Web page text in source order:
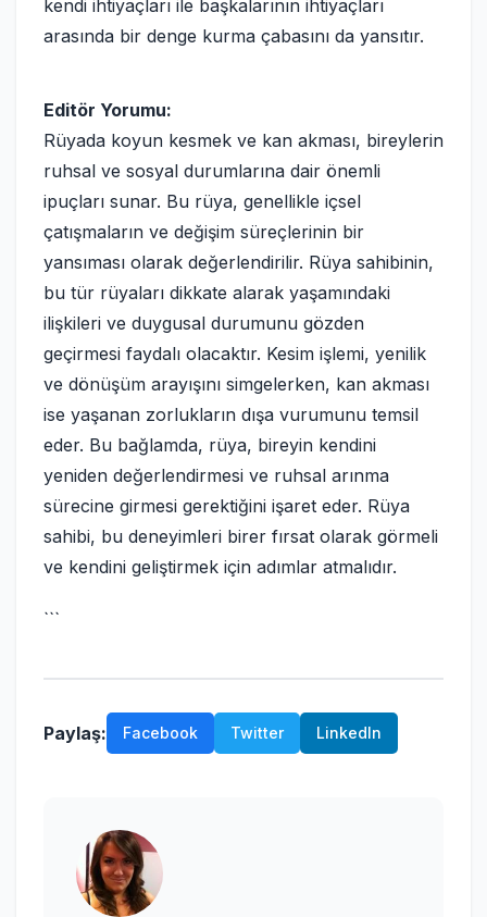
kendi ihtiyaçları ile başkalarının ihtiyaçları
arasında bir denge kurma çabasını da yansıtır.
Editör Yorumu:
Rüyada koyun kesmek ve kan akması, bireylerin
ruhsal ve sosyal durumlarına dair önemli
ipuçları sunar. Bu rüya, genellikle içsel
çatışmaların ve değişim süreçlerinin bir
yansıması olarak değerlendirilir. Rüya sahibinin,
bu tür rüyaları dikkate alarak yaşamındaki
ilişkileri ve duygusal durumunu gözden
geçirmesi faydalı olacaktır. Kesim işlemi, yenilik
ve dönüşüm arayışını simgelerken, kan akması
ise yaşanan zorlukların dışa vurumunu temsil
eder. Bu bağlamda, rüya, bireyin kendini
yeniden değerlendirmesi ve ruhsal arınma
sürecine girmesi gerektiğini işaret eder. Rüya
sahibi, bu deneyimleri birer fırsat olarak görmeli
ve kendini geliştirmek için adımlar atmalıdır.
```
Paylaş: Facebook Twitter LinkedIn